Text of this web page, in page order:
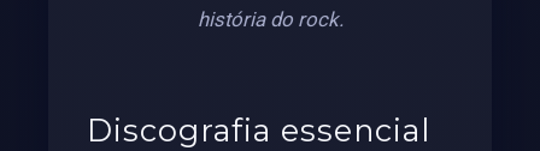
história do rock.
Discografia essencial